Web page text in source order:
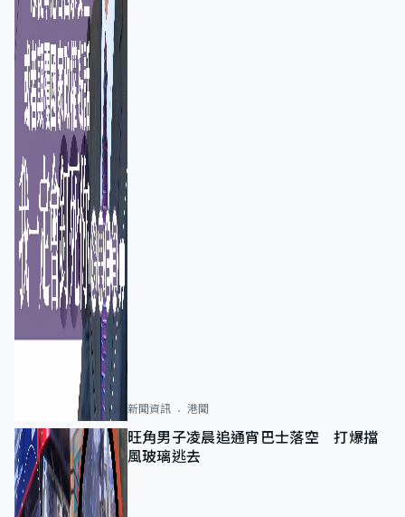
新聞資訊 港聞
旺角男子凌晨追通宵巴士落空 打爆擋
風玻璃逃去